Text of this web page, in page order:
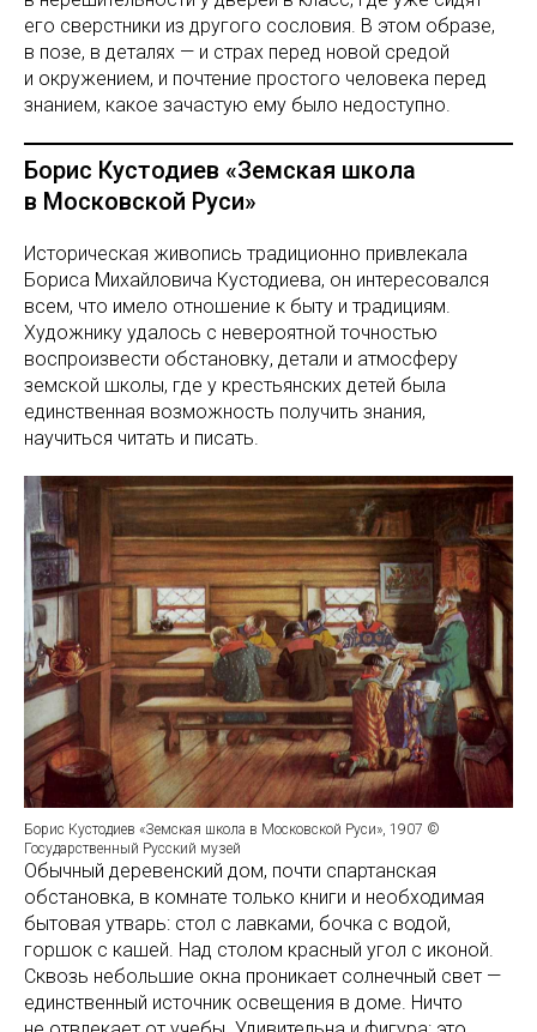
его сверстники из другого сословия. В этом образе,
в позе, в деталях — и страх перед новой средой
и окружением, и почтение простого человека перед
знанием, какое зачастую ему было недоступно.
Борис Кустодиев «Земская школа
в Московской Руси»
Историческая живопись традиционно привлекала
Бориса Михайловича Кустодиева, он интересовался
всем, что имело отношение к быту и традициям.
Художнику удалось с невероятной точностью
воспроизвести обстановку, детали и атмосферу
земской школы, где у крестьянских детей была
единственная возможность получить знания,
научиться читать и писать.
Борис Кустодиев «Земская школа в Московской Руси», 1907 ©
Государственный Русский музей
Обычный деревенский дом, почти спартанская
обстановка, в комнате только книги и необходимая
бытовая утварь: стол с лавками, бочка с водой,
горшок с кашей. Над столом красный угол с иконой.
Сквозь небольшие окна проникает солнечный свет —
единственный источник освещения в доме. Ничто